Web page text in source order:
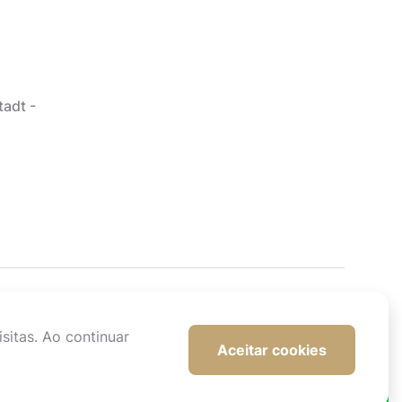
-
Ao continuar
Aceitar cookies